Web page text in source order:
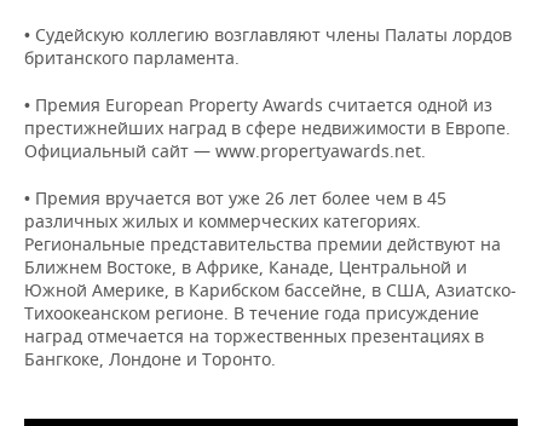
ОПК
ЭНЕРГЕТИКА
ТРАНСПОРТ
IT
ТЕЛЕКОММУНИКАЦИИ
НОВОСТИ МЕРОПРИЯТИЙ
БИЗНЕС-БРАНЧИ
ONLINE-КОНФЕРЕНЦИИ
ОТКРЫТАЯ ЛЕКЦИЯ
СПОРТ
ФУТБОЛ
ХОККЕЙ
БАСКЕТБОЛ
ВОЛЕЙБОЛ
КИБЕРСПОРТ
ФИГУРНОЕ КАТАНИЕ
НОВОСТИ ОБЩЕСТВА
ВЛАСТЬ
ИНФРАСТРУКТУРА
ИСТОРИЯ
КУЛЬТУРА
МЕДИЦИНА
ФОТОГАЛЕРЕЯ
СЮЖЕТЫ
СПРАВОЧНИК
СПИСОК ПЕРСОН
СПИСОК КОМПАНИЙ
ПОЛНАЯ ВЕРСИЯ
• Судейскую коллегию возглавляют члены Палаты лордов
британского парламента.
• Премия European Property Awards считается одной из
престижнейших наград в сфере недвижимости в Европе.
Официальный сайт — www.propertyawards.net.
• Премия вручается вот уже 26 лет более чем в 45
различных жилых и коммерческих категориях.
Региональные представительства премии действуют на
Ближнем Востоке, в Африке, Канаде, Центральной и
Южной Америке, в Карибском бассейне, в США, Азиатско-
Тихоокеанском регионе. В течение года присуждение
наград отмечается на торжественных презентациях в
Бангкоке, Лондоне и Торонто.